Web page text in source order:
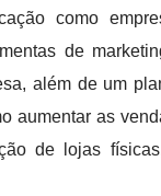
como
de
além de um
aumentar as
de lojas